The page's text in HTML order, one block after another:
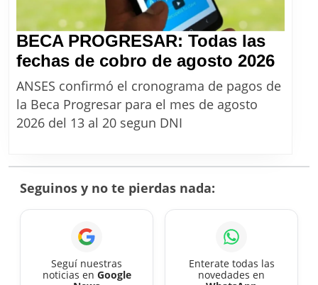
BECA PROGRESAR: Todas las
fechas de cobro de agosto 2026
ANSES confirmó el cronograma de pagos de
la Beca Progresar para el mes de agosto
2026 del 13 al 20 segun DNI
Seguinos y no te pierdas nada:
Seguí nuestras
noticias en Google
Enterate todas las
novedades en